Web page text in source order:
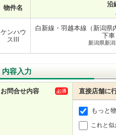
物件名
沿
ケンハウ
スIII
白新線・羽越本線（新潟
下
新潟県新
内容入力
お問合せ内容 直接店舗に
もっと
これと